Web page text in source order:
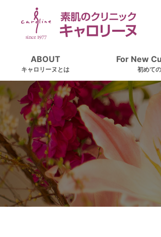
ABOUT
キャロリーヌとは
For New
初めて